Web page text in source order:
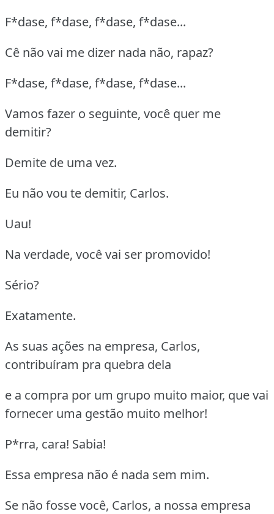
F*dase, f*dase, f*dase, f*dase...
Cê não vai me dizer nada não, rapaz?
F*dase, f*dase, f*dase, f*dase...
Vamos fazer o seguinte, você quer me
demitir?
Demite de uma vez.
Eu não vou te demitir, Carlos.
Uau!
Na verdade, você vai ser promovido!
Sério?
Exatamente.
As suas ações na empresa, Carlos,
contribuíram pra quebra dela
e a compra por um grupo muito maior, que vai
fornecer uma gestão muito melhor!
P*rra, cara! Sabia!
Essa empresa não é nada sem mim.
Se não fosse você, Carlos, a nossa empresa